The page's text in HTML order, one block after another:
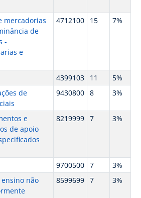
mercadorias
de
-
e
4712100 15 7%
4399103 11
5%
de
9430800 8 3%
e
de apoio
8219999 7 3%
9700500 7
3%
não
8599699 7 3%